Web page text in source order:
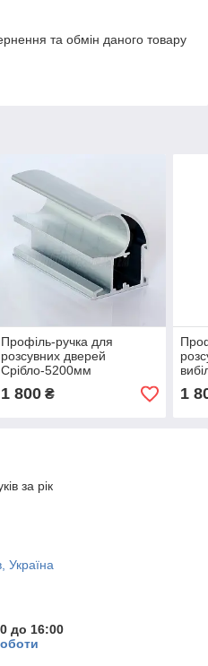
та обмін даного товару
Профіль-ручка для
розсувних дверей
Срібло-5200мм
1 800₴ 1
за рік
Україна
до 16:00